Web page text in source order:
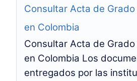
Consultar Acta de
en Colombia
Consultar Acta de
en Colombia Los
entregados por las